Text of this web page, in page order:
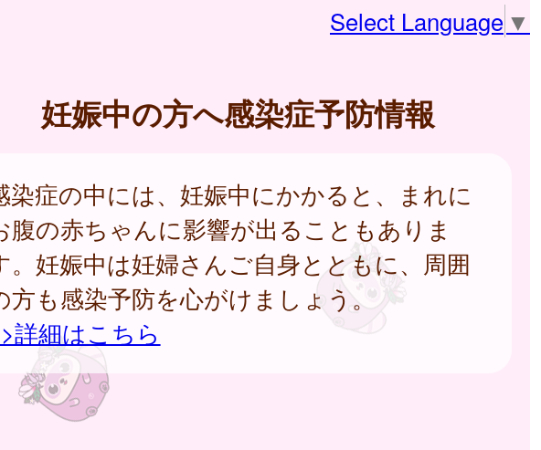
Select Language ▼
妊娠中の方へ感染症予防情報
染症の中には、妊娠中にかかると、まれに
腹の赤ちゃんに影響が出ることもありま
。妊娠中は妊婦さんご自身とともに、周囲
方も感染予防を心がけましょう。
詳細はこちら